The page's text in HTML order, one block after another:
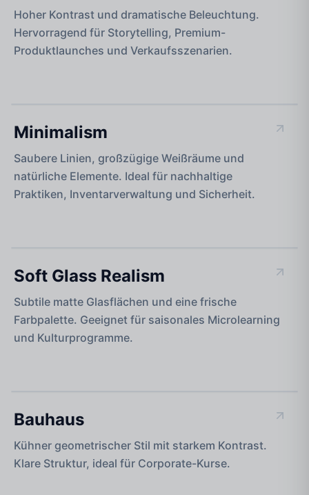
Hoher Kontrast und dramatische Beleuchtung.
Hervorragend für Storytelling, Premium-
Produktlaunches und Verkaufsszenarien.
Minimalism
Saubere Linien, großzügige Weißräume und
natürliche Elemente. Ideal für nachhaltige
Praktiken, Inventarverwaltung und Sicherheit.
Soft Glass Realism
Subtile matte Glasflächen und eine frische
Farbpalette. Geeignet für saisonales Microlearning
und Kulturprogramme.
Bauhaus
Kühner geometrischer Stil mit starkem Kontrast.
Klare Struktur, ideal für Corporate-Kurse.